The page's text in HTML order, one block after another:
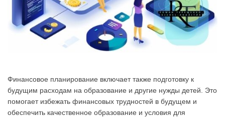
Финансовое планирование включает также подготовку к
будущим расходам на образование и другие нужды детей. Это
помогает избежать финансовых трудностей в будущем и
обеспечить качественное образование и условия для